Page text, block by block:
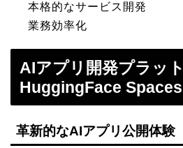
本格的なサービス開発
業務効率化
AIアプリ開発プラッ
HuggingFace Spaces
革新的なAIアプリ公開体験